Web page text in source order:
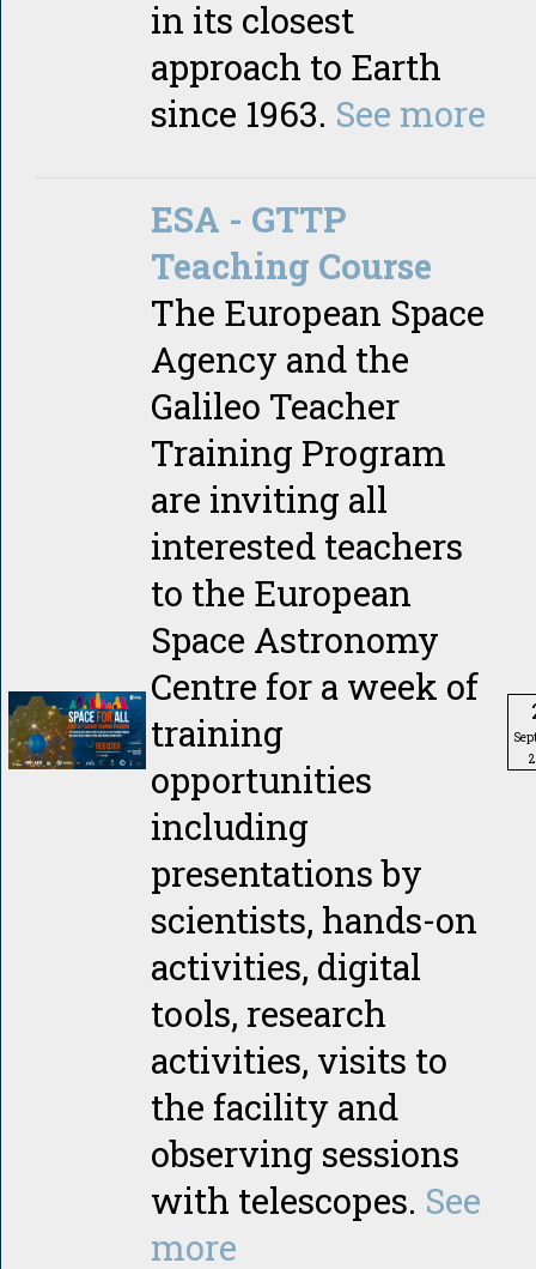
in its closest
approach to Earth
since 1963. See more
ESA - GTTP
Teaching Course
The European Space
Agency and the
Galileo Teacher
Training Program
are inviting all
interested teachers
to the European
Space Astronomy
Centre for a week of
training
opportunities
including
presentations by
scientists, hands-on
activities, digital
tools, research
activities, visits to
the facility and
observing sessions
with telescopes. See
more